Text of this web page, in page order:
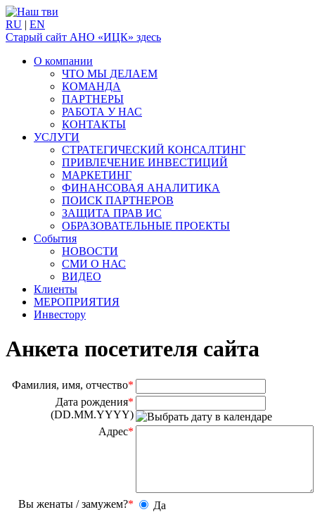
RU | EN
Старый сайт АНО «ИЦК» здесь
О компании
ЧТО МЫ ДЕЛАЕМ
КОМАНДА
ПАРТНЕРЫ
РАБОТА У НАС
КОНТАКТЫ
УСЛУГИ
СТРАТЕГИЧЕСКИЙ КОНСАЛТИНГ
ПРИВЛЕЧЕНИЕ ИНВЕСТИЦИЙ
МАРКЕТИНГ
ФИНАНСОВАЯ АНАЛИТИКА
ПОИСК ПАРТНЕРОВ
ЗАЩИТА ПРАВ ИС
ОБРАЗОВАТЕЛЬНЫЕ ПРОЕКТЫ
События
НОВОСТИ
СМИ О НАС
ВИДЕО
Клиенты
МЕРОПРИЯТИЯ
Инвестору
Анкета посетителя сайта
Фамилия, имя, отчество*
Дата рождения*
(DD.MM.YYYY)
Адрес*
Вы женаты / замужем?*
Да